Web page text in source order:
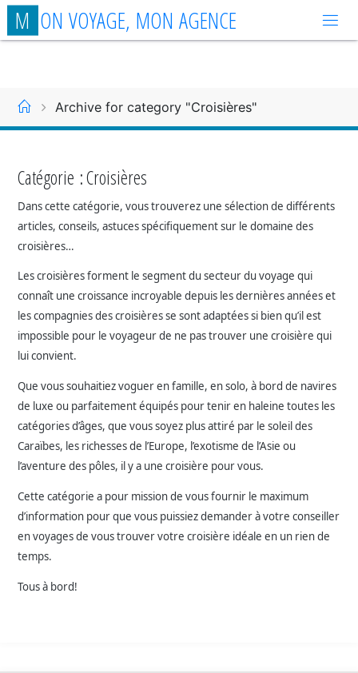
Aller
auM ON VOYAGE, MON AGENCE
AccueilArchive for category "Croisières"
Catégorie :Croisières
Dans cette catégorie, vous trouverez une sélection de différents
articles, conseils, astuces spécifiquement sur le domaine des
croisières…
Les croisières forment le segment du secteur du voyage qui
connaît une croissance incroyable depuis les dernières années et
les compagnies des croisières se sont adaptées si bien qu’il est
impossible pour le voyageur de ne pas trouver une croisière qui
lui convient.
Que vous souhaitiez voguer en famille, en solo, à bord de navires
de luxe ou parfaitement équipés pour tenir en haleine toutes les
catégories d’âges, que vous soyez plus attiré par le soleil des
Caraïbes, les richesses de l’Europe, l’exotisme de l’Asie ou
l’aventure des pôles, il y a une croisière pour vous.
Cette catégorie a pour mission de vous fournir le maximum
d’information pour que vous puissiez demander à votre conseiller
en voyages de vous trouver votre croisière idéale en un rien de
temps.
Tous à bord!